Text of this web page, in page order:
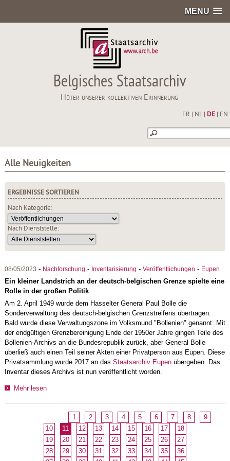
MENU
Belgisches Staatsarchiv
Hüter unserer kollektiven Erinnerung
FR NL| DE| EN
Alle Neuigkeiten
ERGEBNISSE SORTIEREN
Nach Kategorie:
Nach Dienststelle:
08/05/2023 - Nachforschung - Inventarisierung - Veröffentlichungen - Eupen
Ein kleiner Landstrich an der deutsch-belgischen Grenze spielte eine
Rolle in der großen Politik
Am 2. April 1949 wurde dem Hasselter General Paul Bolle die
Sonderverwaltung des deutsch-belgischen Grenzstreifens übertragen.
Bald wurde diese Verwaltungszone im Volksmund "Bollenien" genannt. Mit
der endgültigen Grenzbereinigung Ende der 1950er Jahre gingen Teile des
Bollenien-Archivs an die Bundesrepublik zurück, aber General Bolle
überließ auch einen Teil seiner Akten einer Privatperson aus Eupen. Diese
Privatsammlung wurde 2017 an das Staatsarchiv Eupenübergeben. Das
Inventar dieses Archivs ist nun veröffentlicht worden.
Mehr lesen
1 2 3 4 5 6 7 8
9
10
11 12 13 14 15 16 17
18
19
20 21 22 23 24 25 26
27
28
29 30 31 32 33 34 35
36